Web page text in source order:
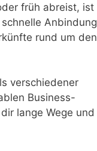
früh abreist, ist
Anbindung
rund um den
verschiedener
Business-
lange Wege und